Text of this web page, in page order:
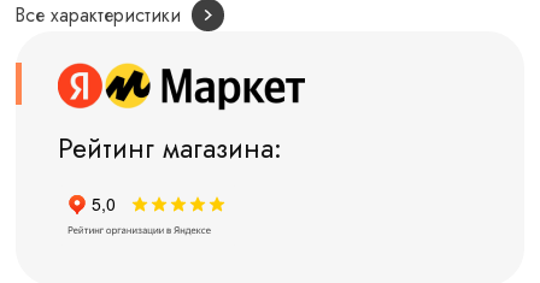
Все характеристики
Рейтинг магазина: